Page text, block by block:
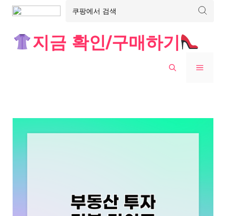
지금 확인/구매하기
MENU